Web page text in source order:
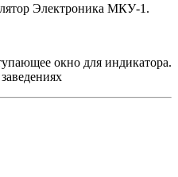
Электроника МКУ-1.
окно для индикатора.